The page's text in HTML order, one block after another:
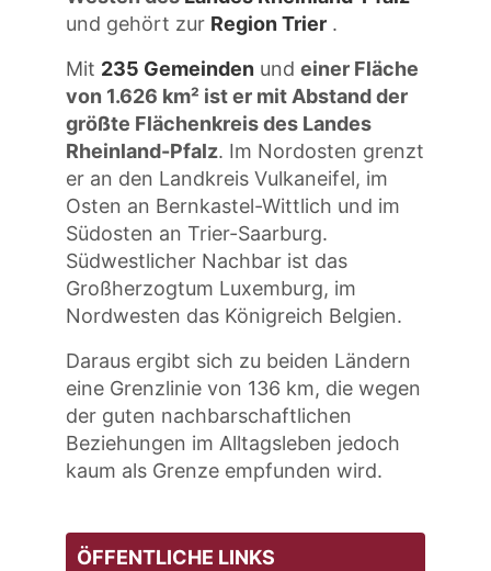
und gehört zur Region Trier .
Mit 235 Gemeinden und einer Fläche
von 1.626 km² ist er mit Abstand der
größte Flächenkreis des Landes
Rheinland-Pfalz. Im Nordosten grenzt
er an den Landkreis Vulkaneifel, im
Osten an Bernkastel-Wittlich und im
Südosten an Trier-Saarburg.
Südwestlicher Nachbar ist das
Großherzogtum Luxemburg, im
Nordwesten das Königreich Belgien.
Daraus ergibt sich zu beiden Ländern
eine Grenzlinie von 136 km, die wegen
der guten nachbarschaftlichen
Beziehungen im Alltagsleben jedoch
kaum als Grenze empfunden wird.
ÖFFENTLICHE LINKS